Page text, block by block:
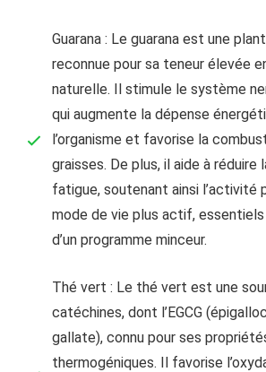
Guarana : Le guarana est une
reconnue pour sa teneur élevée
naturelle. Il stimule le système
qui augmente la dépense
l’organisme et favorise la
graisses. De plus, il aide à réduire
fatigue, soutenant ainsi l’activité
mode de vie plus actif,
d’un programme minceur.
Thé vert : Le thé vert est une
catéchines, dont l’EGCG
gallate), connu pour ses
thermogéniques. Il favorise